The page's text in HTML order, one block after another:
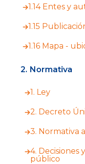
1.14 Entes y
1.15
1.16 Mapa -
2. Normativa
1. Ley
2. Decreto
3. Normativa
4. Decisiones
público